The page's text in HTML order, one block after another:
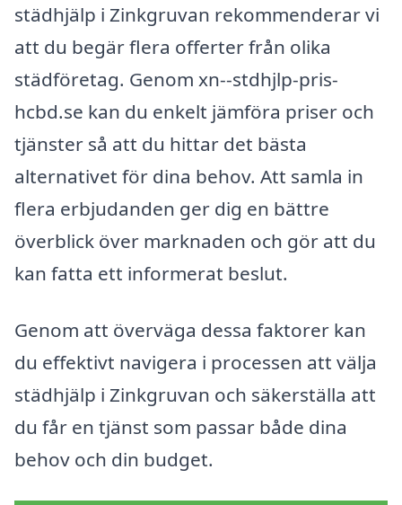
städhjälp i Zinkgruvan rekommenderar vi
att du begär flera offerter från olika
städföretag. Genom xn--stdhjlp-pris-
hcbd.se kan du enkelt jämföra priser och
tjänster så att du hittar det bästa
alternativet för dina behov. Att samla in
flera erbjudanden ger dig en bättre
överblick över marknaden och gör att du
kan fatta ett informerat beslut.
Genom att överväga dessa faktorer kan
du effektivt navigera i processen att välja
städhjälp i Zinkgruvan och säkerställa att
du får en tjänst som passar både dina
behov och din budget.